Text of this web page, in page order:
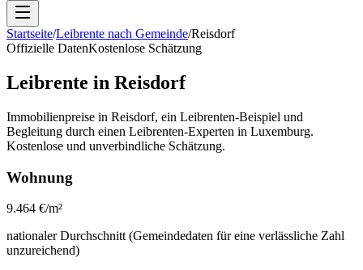
Startseite/Leibrente nach Gemeinde/Reisdorf
Offizielle DatenKostenlose Schätzung
Leibrente in Reisdorf
Immobilienpreise in Reisdorf, ein Leibrenten-Beispiel und
Begleitung durch einen Leibrenten-Experten in Luxemburg.
Kostenlose und unverbindliche Schätzung.
Wohnung
9.464 €/m²
nationaler Durchschnitt (Gemeindedaten für eine verlässliche Zahl
unzureichend)